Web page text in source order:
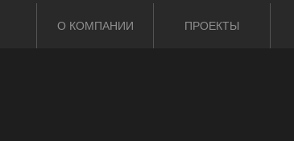
О КОМПАНИИ ПРОЕКТЫ